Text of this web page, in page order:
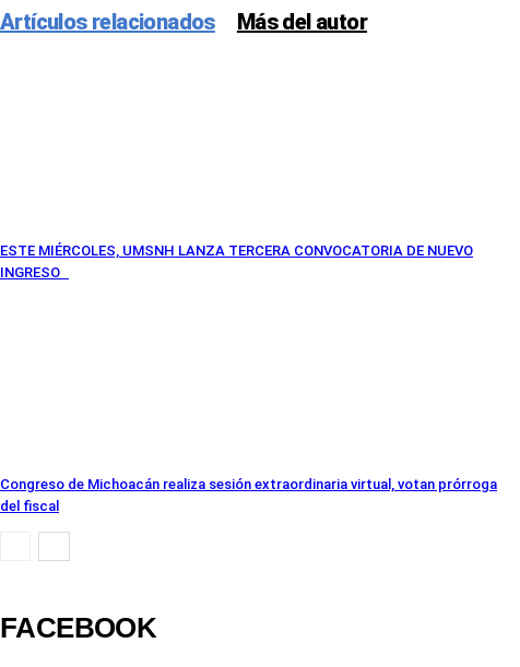
Artículos relacionados Más del autor
ESTE MIÉRCOLES, UMSNH LANZA TERCERA CONVOCATORIA DE NUEVO
INGRESO
Congreso de Michoacán realiza sesión extraordinaria virtual, votan prórroga
del fiscal
FACEBOOK